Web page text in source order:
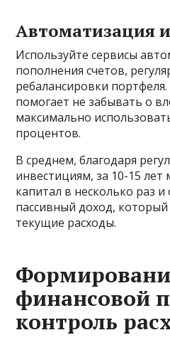
Автоматизация
Используйте сервисы
пополнения счетов,
ребалансировки
помогает не забывать о
максимально
процентов.
В среднем, благодаря
инвестициям, за 10-15
капитал в несколько раз и
пассивный доход,
текущие расходы.
финансовой
контроль